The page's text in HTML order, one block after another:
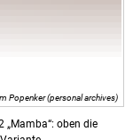
Popenker (personal archives)
„Mamba“: oben die